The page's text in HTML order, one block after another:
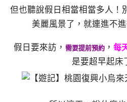
但也聽說假日相當相當多人！
美麗風景了，就連進不
假日要來訪， 需要提前預約 ， 每
是要超早起床